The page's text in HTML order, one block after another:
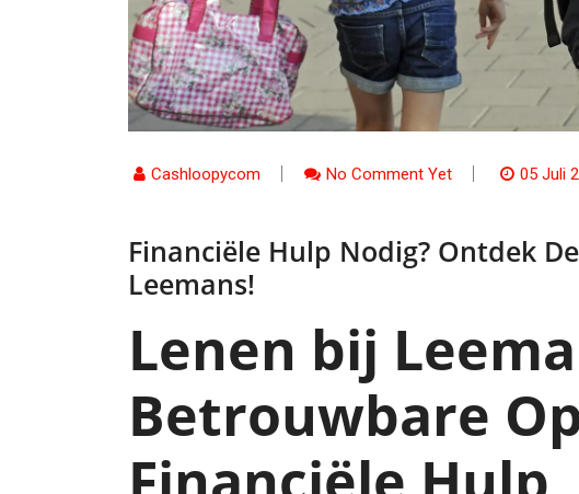
Cashloopycom No Comment Yet 05 Juli
Financiële Hulp Nodig? Ontdek
Leemans!
Lenen bij
Betrouwbare